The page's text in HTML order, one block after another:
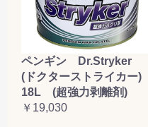
ペンギン Dr.Stryker
(ドクターストライカー)
18L (超強力剥離剤)
￥19,030